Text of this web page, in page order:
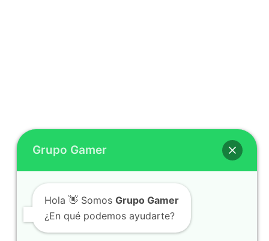
Grupo Gamer
Hola 👋 Somos Grupo Gamer
¿En qué podemos ayudarte?